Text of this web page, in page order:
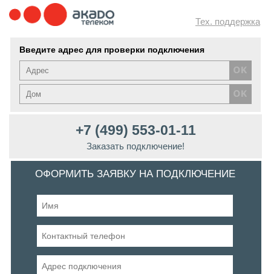
Тех. поддержка
Введите адрес для проверки подключения
+7 (499) 553-01-11
Заказать подключение!
ОФОРМИТЬ ЗАЯВКУ НА ПОДКЛЮЧЕНИЕ